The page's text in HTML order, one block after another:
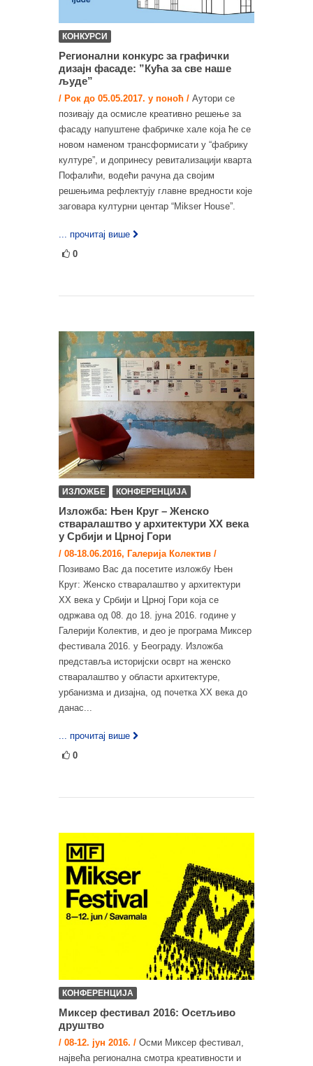
КОНКУРСИ
Регионални конкурс за графички
дизајн фасаде: ”Кућа за све наше
људе”
/ Рок до 05.05.2017. у поноћ / Аутори се
позивају да осмисле креативно решење за
фасаду напуштене фабричке хале која ће се
новом наменом трансформисати у “фабрику
културе”, и допринесу ревитализацији кварта
Пофалићи, водећи рачуна да својим
решењима рефлектују главне вредности које
заговара културни центар “Mikser House”.
... прочитај више
0
ИЗЛОЖБЕ КОНФЕРЕНЦИЈА
Изложба: Њен Круг – Женско
стваралаштво у архитектури XX века
у Србији и Црној Гори
/ 08-18.06.2016, Галерија Колектив /
Позивамо Вас да посетите изложбу Њен
Круг: Женско стваралаштво у архитектури
XX века у Србији и Црној Гори која се
одржава од 08. до 18. јуна 2016. године у
Галерији Колектив, и део је програма Миксер
фестивала 2016. у Београду. Изложба
представља историјски осврт на женско
стваралаштво у области архитектуре,
урбанизма и дизајна, од почетка XX века до
данас...
... прочитај више
0
КОНФЕРЕНЦИЈА
Миксер фестивал 2016: Осетљиво
друштво
/ 08-12. јун 2016. / Осми Миксер фестивал,
највећа регионална смотра креативности и